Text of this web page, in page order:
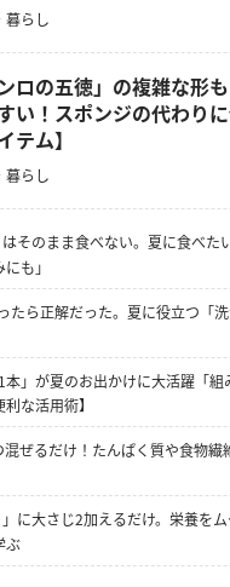
暮らし
ンロの五徳」の複雑な形
い！スポンジの代わり
テム】
暮らし
そのまま食べない。夏に食べた
も」
たら正解だった。夏に役立つ「
」が夏のお出かけに大活躍「組
な活用術】
ぜるだけ！たんぱく質や食物繊
に大さじ2加えるだけ。栄養を
ぶ